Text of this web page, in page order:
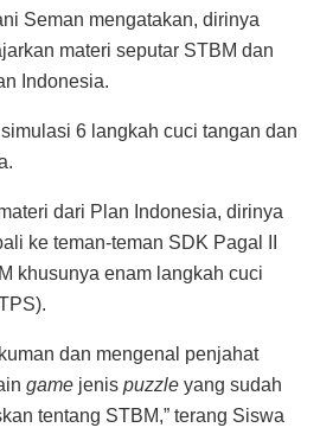
Seman mengatakan, dirinya
materi seputar STBM dan
Indonesia.
6 langkah cuci tangan dan
dari Plan Indonesia, dirinya
ke teman-teman SDK Pagal II
khusunya enam langkah cuci
dan mengenal penjahat
game jenis puzzle yang sudah
tentang STBM,” terang Siswa